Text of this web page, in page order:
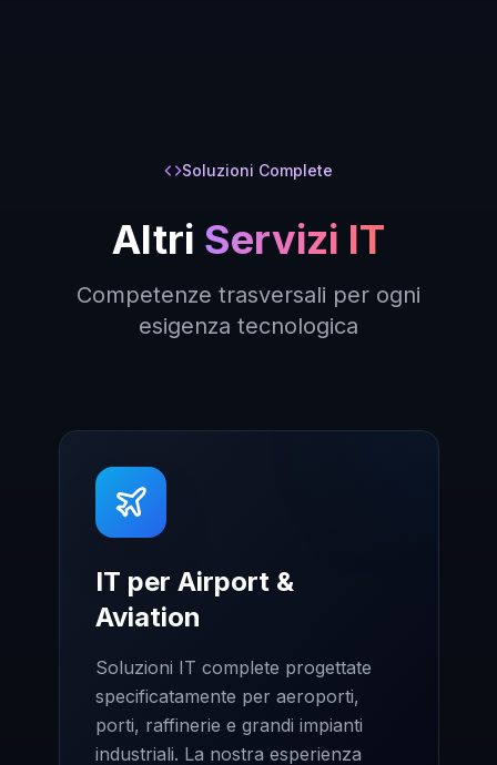
Soluzioni Complete
Altri Servizi IT
Competenze trasversali per ogni
esigenza tecnologica
IT per Airport &
Aviation
Soluzioni IT complete progettate
specificatamente per aeroporti,
porti, raffinerie e grandi impianti
industriali. La nostra esperienza